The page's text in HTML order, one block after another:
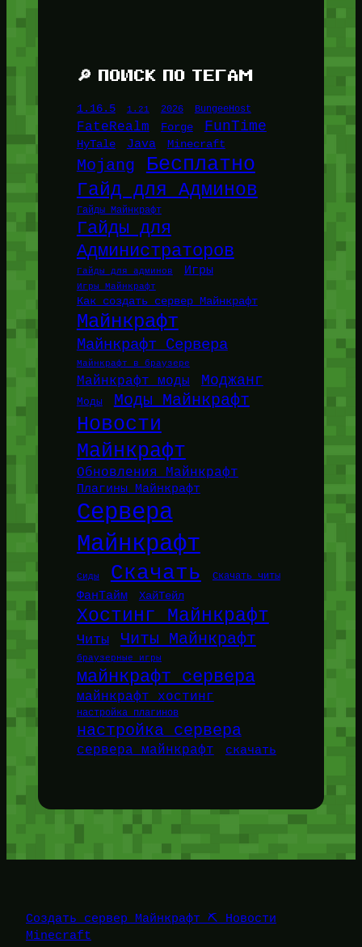
🔎 ПОИСК ПО ТЕГАМ
1.16.5 1.21 2026 BungeeHost
FateRealm Forge FunTime
HyTale Java Minecraft
Mojang Бесплатно
Гайд для Админов
Гайды Майнкрафт
Гайды для
Администраторов
Гайды для админов Игры
Игры Майнкрафт
Как создать сервер Майнкрафт
Майнкрафт
Майнкрафт Сервера
Майнкрафт в браузере
Майнкрафт моды Моджанг
Моды Моды Майнкрафт
Новости
Майнкрафт
Обновления Майнкрафт
Плагины Майнкрафт
Сервера
Майнкрафт
Сиды Скачать Скачать читы
ФанТайм ХайТейл
Хостинг Майнкрафт
Читы Читы Майнкрафт
браузерные игры
майнкрафт сервера
майнкрафт хостинг
настройка плагинов
настройка сервера
сервера майнкрафт скачать
Создать сервер Майнкрафт ⛏️ Новости
Minecraft